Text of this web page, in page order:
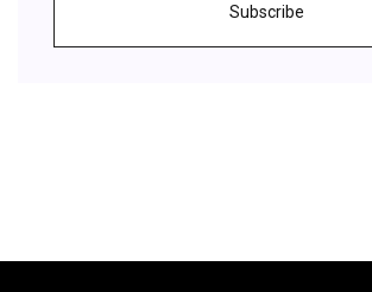
Subscribe